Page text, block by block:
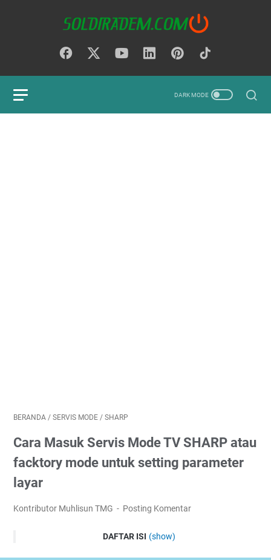
BERANDA / SERVIS MODE / SHARP
Cara Masuk Servis Mode TV SHARP atau
facktory mode untuk setting parameter
layar
Kontributor Muhlisun TMG Posting Komentar
DAFTAR ISI (show)